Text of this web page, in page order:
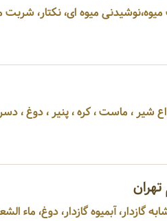
میوه،نوشیدنی میوه ای، نکتار، شربت
شیر ، ماست ، کره ، پنیر ، دوغ ،
گازدار، آبمیوه گازدار، دوغ، ماء